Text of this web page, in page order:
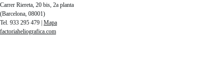
Carrer Riereta, 20 bis, 2a planta
(Barcelona, 08001)
Tel. 933 295 479 | Mapa
factoriaheliografica.com